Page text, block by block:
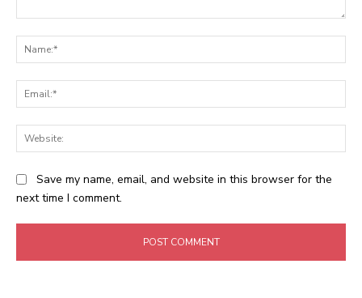
Save my name, email, and website in this browser for the
next time I comment.